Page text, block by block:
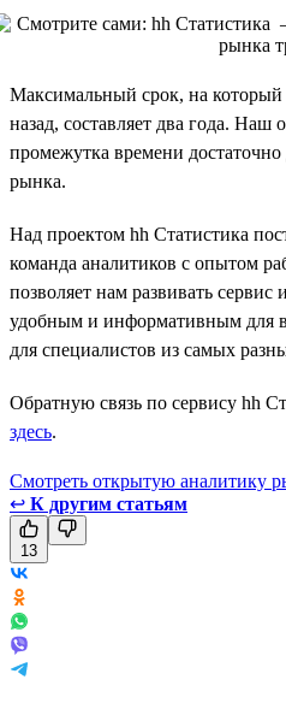
Максимальный срок, на
назад, составляет два года. Наш
промежутка времени
рынка.
Над проектом hh Статистика
команда аналитиков с опытом
позволяет нам развивать сервис
удобным и информативным для
для специалистов из самых
Обратную связь по сервису hh
здесь.
Смотреть открытую аналитику
↩ К другим статьям
13